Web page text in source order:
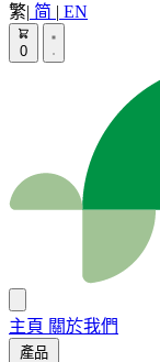
繁| 简 | EN
0
主頁 關於我們
產品